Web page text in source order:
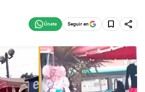
Seguir en